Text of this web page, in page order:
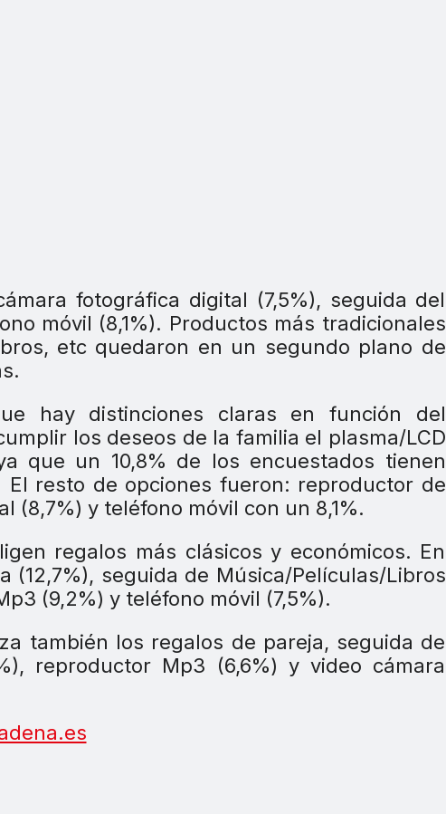
fotográfica digital (7,5%), seguida del
móvil (8,1%). Productos más tradicionales
etc quedaron en un segundo plano de
hay distinciones claras en función del
los deseos de la familia el plasma/LCD
que un 10,8% de los encuestados tienen
resto de opciones fueron: reproductor de
(8,7%) y teléfono móvil con un 8,1%.
regalos más clásicos y económicos. En
(12,7%), seguida de Música/Películas/Libros
(9,2%) y teléfono móvil (7,5%).
también los regalos de pareja, seguida de
reproductor Mp3 (6,6%) y video cámara